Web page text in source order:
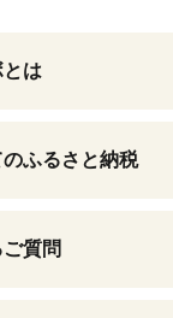
は
ふるさと納税
質問